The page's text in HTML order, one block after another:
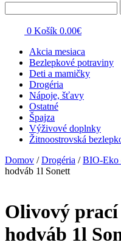
0 Košík 0.00€
Akcia mesiaca
Bezlepkové potraviny
Deti a mamičky
Drogéria
Nápoje, šťavy
Ostatné
Špajza
Výživové doplnky
Žitnoostrovská
Domov /Drogéria /BIO-Eko
hodváb 1l Sonett
Olivový
hodváb 1l